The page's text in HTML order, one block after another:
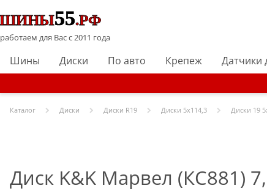
работаем для Вас с 2011 года
Шины Диски По авто Крепеж Датчики
Каталог Диски Диски R19 Диски 5x114,3 Диски 19
Диск K&K Марвел (КС881)